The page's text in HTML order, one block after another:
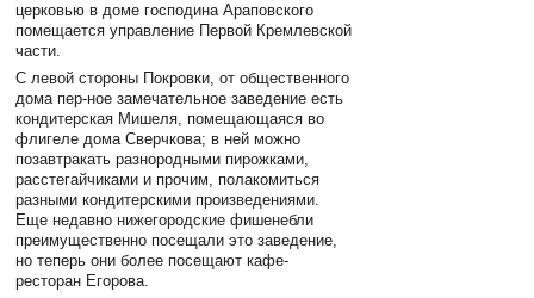
церковью в доме господина Араповского
помещается управление Первой Кремлевской
части.
С левой стороны Покровки, от общественного
дома пер-ное замечательное заведение есть
кондитерская Мишеля, помещающаяся во
флигеле дома Сверчкова; в ней можно
позавтракать разнородными пирожками,
расстегайчиками и прочим, полакомиться
разными кондитерскими произведениями.
Еще недавно нижегородские фишенебли
преимущественно посещали это заведение,
но теперь они более посещают кафе-
ресторан Егорова.